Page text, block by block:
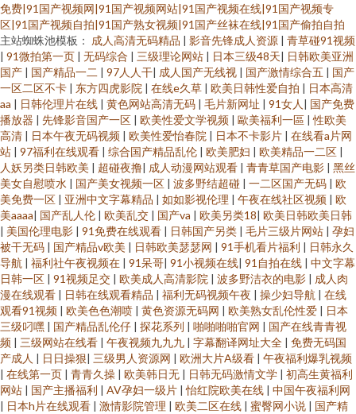
免费|91国产视频网|91国产视频网站|91国产视频在线|91国产视频专
区|91国产视频自拍|91国产熟女视频|91国产丝袜在线|91国产偷拍自拍
主站蜘蛛池模板： 成人高清无码精品 | 影音先锋成人资源 | 青草碰91视频
| 91微拍第一页 | 无码综合 | 三级理论网站 | 日本三级48天| 日韩欧美亚洲
国产 | 国产精品一二 | 97人人干| 成人国产无线视 | 国产激情综合五 | 国产
一区二区不卡 | 东方四虎影院 | 在线e久草 | 欧美日韩性爱自拍 | 日本高清
aa | 日韩伦理片在线 | 黄色网站高清无码 | 毛片新网址 | 91女人 | 国产免费
播放器 | 先锋影音国产一区 | 欧美性爱文学视频 | 歐美福利一區 |性欧美
高清 | 日本午夜无码视频 | 欧美性爱怡春院 | 日本不卡影片 | 在线看a片网
站 | 97福利在线观看 | 综合国产精品乱伦 | 欧美肥妇 | 欧美精品一二区 |
人妖另类日韩欧美 | 超碰夜撸| 成人动漫网站观看 | 青青草国产电影 | 黑丝
美女自慰喷水 | 国产美女视频一区 | 波多野结超碰 | 一二区国产无码 | 欧
美免费一区 | 亚洲中文字幕精品 | 如如影视伦理 | 午夜在线社区视频 | 欧
美aaaa| 国产乱人伦 | 欧美乱交 | 国产va | 欧美另类18| 欧美日韩欧美日韩
| 美国伦理电影 | 91免费在线观看 | 日韩国产另类 | 毛片三级片网站 | 孕妇
被干无码 | 国产精品v欧美 | 日韩欧美瑟瑟网 | 91手机看片福利 | 日韩永久
导航 | 福利社午夜视频在 | 91呆哥| 91小视频在线| 91自拍在线 | 中文字幕
日韩一区 | 91视频足交 | 欧美成人高清影院 | 波多野洁衣的电影 | 成人肉
漫在线观看 | 日韩在线观看精品 | 福利无码视频午夜 | 操少妇导航 | 在线
观看91视频 | 欧美色色潮喷 | 黄色资源无码网 | 欧美熟女乱伦性爱 | 日本
三级叼嘿 | 国产精品乱伦仔 | 探花系列 | 啪啪啪啪官网 | 国产在线青青视
频 | 三级网站在线看 | 午夜视频九九九 | 字幕翻译网址大全 | 免费无码国
产成人 | 日日操狠| 三级男人资源网 | 欧洲大片A级看 | 午夜福利爆乳视频
| 在线第一页 | 青青久操 | 欧美韩日无 | 日韩无码激情文学 | 初高生黄福利
网站 | 国产主播福利 | AV孕妇一级片 |怡红院欧美在线 | 中国午夜福利网
| 日本h片在线观看 | 激情影院管理 | 欧美二区在线 | 蜜臀网小说 | 国产精